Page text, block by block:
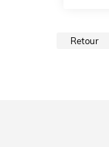
Retour